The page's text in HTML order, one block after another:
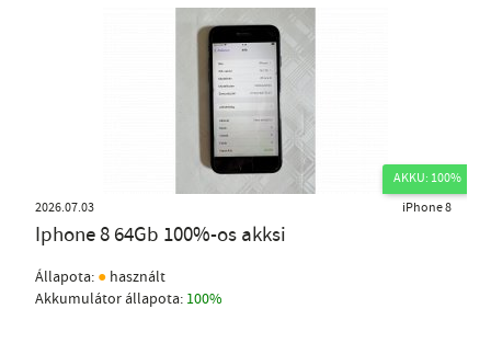
AKKU: 100%
2026.07.03
iPhone 8
Iphone 8 64Gb 100%-os akksi
Állapota: ● használt
Akkumulátor állapota: 100%